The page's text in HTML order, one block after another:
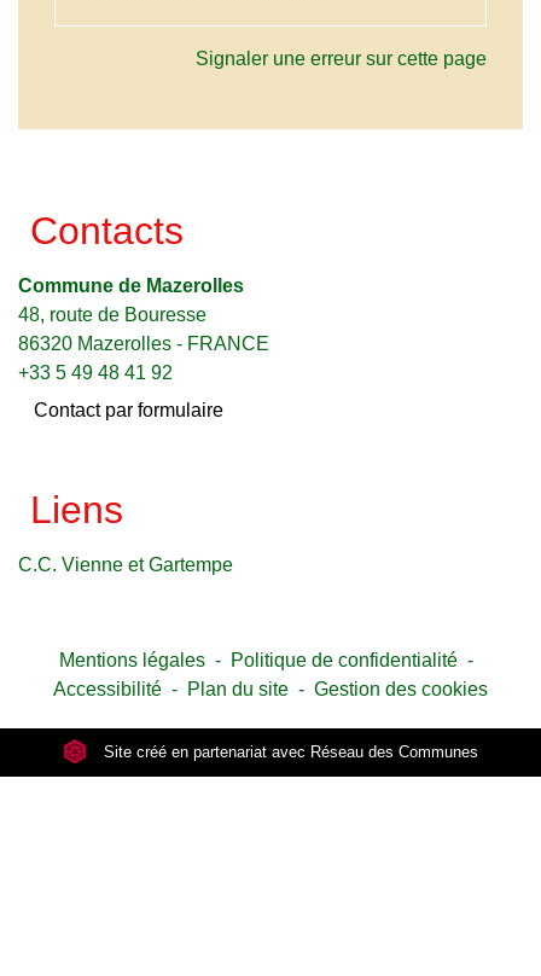
Signaler une erreur sur cette page
Contacts
Commune de Mazerolles
48, route de Bouresse
86320 Mazerolles - FRANCE
+33 5 49 48 41 92
Contact par formulaire
Liens
C.C. Vienne et Gartempe
Mentions légales - Politique de confidentialité -
Accessibilité - Plan du site - Gestion des cookies
Site créé en partenariat avec Réseau des Communes